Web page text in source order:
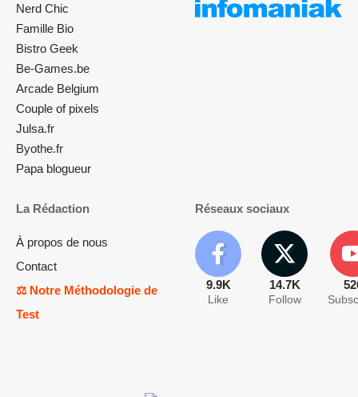
Nerd Chic
Famille Bio
Bistro Geek
Be-Games.be
Arcade Belgium
Couple of pixels
Julsa.fr
Byothe.fr
Papa blogueur
La Rédaction
À propos de nous
Contact
⚖️ Notre Méthodologie de
Test
Réseaux sociaux
9.9K
Like
14.7K
Follow